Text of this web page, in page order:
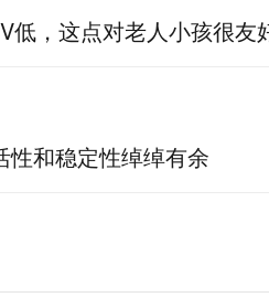
低，这点对老人小孩很友
性和稳定性绰绰有余